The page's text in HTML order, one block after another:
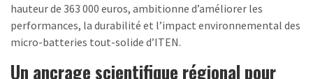
hauteur de 363 000 euros, ambitionne d’améliorer les
performances, la durabilité et l’impact environnemental des
micro-batteries tout-solide d’ITEN.
Un ancrage scientifique régional pour